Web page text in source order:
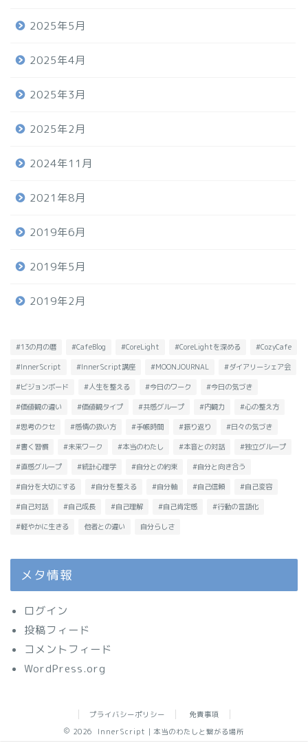
2025年5月
2025年4月
2025年3月
2025年2月
2024年11月
2021年8月
2019年6月
2019年5月
2019年2月
#13の月の暦 #CafeBlog #CoreLight #CoreLightを深める #CozyCafe
#InnerScript #InnerScript講座 #MOONJOURNAL #ダイアリーシェア会
#ビジョンボード #人生を整える #今日のワーク #今日の気づき
#価値観の違い #価値観タイプ #共感グループ #内観力 #心の整え方
#思考のクセ #感情の扱い方 #手帳時間 #振り返り #日々の気づき
#書く習慣 #未来ワーク #本当のわたし #本音との対話 #独立グループ
#直感グループ #統計心理学 #自分との約束 #自分と向き合う
#自分を大切にする #自分を整える #自分軸 #自己信頼 #自己変容
#自己対話 #自己成長 #自己理解 #自己肯定感 #行動の言語化
#軽やかに生きる 他者との違い 自分らしさ
メタ情報
ログイン
投稿フィード
コメントフィード
WordPress.org
プライバシーポリシー
免責事項
2026 InnerScript｜本当のわたしと繋がる場所